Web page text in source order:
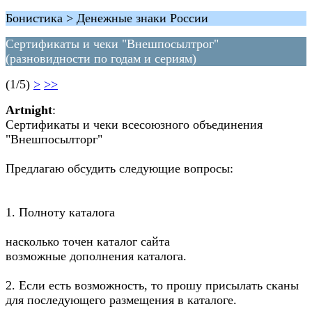
Бонистика > Денежные знаки России
Сертификаты и чеки "Внешпосылтрог"
(разновидности по годам и сериям)
(1/5) > >>
Artnight:
Сертификаты и чеки всесоюзного объединения
"Внешпосылторг"
Предлагаю обсудить следующие вопросы:
1. Полноту каталога
насколько точен каталог сайта
возможные дополнения каталога.
2. Если есть возможность, то прошу присылать сканы
для последующего размещения в каталоге.